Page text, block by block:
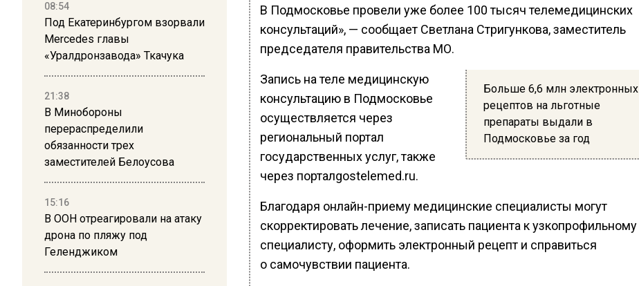
08:54
Под Екатеринбургом взорвали
Mercedes главы
«Уралдронзавода» Ткачука
21:38
В Минобороны
перераспределили
обязанности трех
заместителей Белоусова
15:16
В ООН отреагировали на атаку
дрона по пляжу под
Геленджиком
В Подмосковье провели уже более 100 тысяч телемедицинских
консультаций», — сообщает Светлана Стригункова, заместитель
председателя правительства МО.
Больше 6,6 млн электронных
рецептов на льготные
препараты выдали в
Подмосковье за год
Запись на теле медицинскую
консультацию в Подмосковье
осуществляется через
региональный портал
государственных услуг, также
через порталgostelemed.ru.
Благодаря онлайн-приему медицинские специалисты могут
скорректировать лечение, записать пациента к узкопрофильному
специалисту, оформить электронный рецепт и справиться
о самочувствии пациента.